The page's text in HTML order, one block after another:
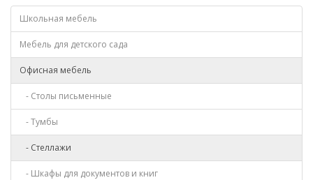
Школьная мебель
Мебель для детского сада
Офисная мебель
- Столы письменные
- Тумбы
- Стеллажи
- Шкафы для документов и книг